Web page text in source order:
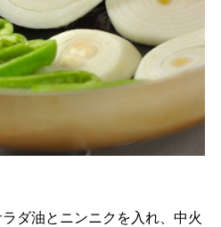
ダ油とニンニクを入れ、中火